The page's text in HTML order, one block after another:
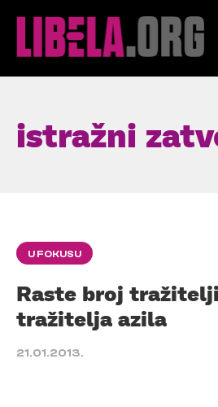
istražni
U FOKUSU
Raste broj
tražitelja azila
21.01.2013.